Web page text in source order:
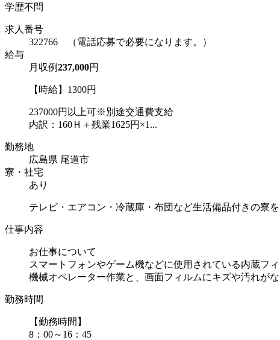
学歴不問
求人番号
322766 （電話応募で必要になります。）
給与
月収例237,000円
【時給】1300円
237000円以上可※別途交通費支給
内訳：160Ｈ＋残業1625円×1...
勤務地
広島県 尾道市
寮・社宅
あり
テレビ・エアコン・冷蔵庫・布団など生活備品付きの寮を
仕事内容
お仕事について
スマートフォンやゲーム機などに使用されている内蔵フ
機械オペレーター作業と、画面フィルムにキズや汚れがな
勤務時間
【勤務時間】
8：00～16：45